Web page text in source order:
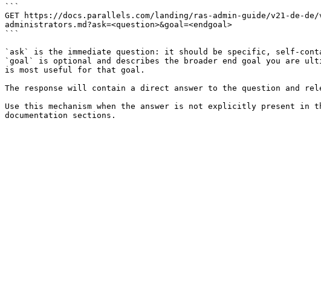
```
GET https://docs.parallels.com/landing/ras-admin-guide/v21-de-
administrators.md?ask=<question>&goal=<endgoal>
```
`ask` is the immediate question: it should be specific, self-
`goal` is optional and describes the broader end goal you are
is most useful for that goal.
The response will contain a direct answer to the question and
Use this mechanism when the answer is not explicitly present